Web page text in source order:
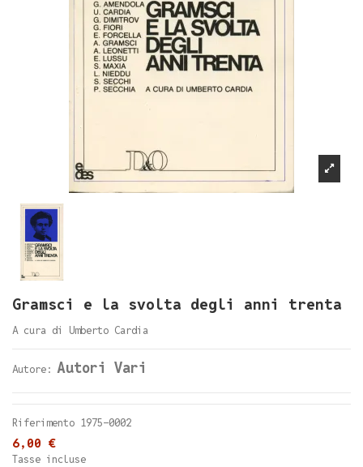
Gramsci e la svolta degli anni trenta
A cura di Umberto Cardia
Autore: Autori Vari
Riferimento 1975-0002
6,00 €
Tasse incluse